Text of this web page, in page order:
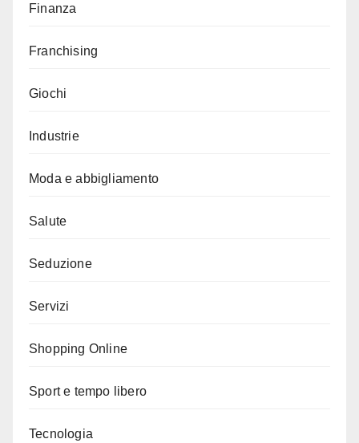
Finanza
Franchising
Giochi
Industrie
Moda e abbigliamento
Salute
Seduzione
Servizi
Shopping Online
Sport e tempo libero
Tecnologia